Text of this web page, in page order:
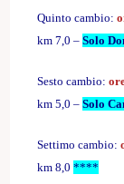
Quinto cambio:
km 7,0 –Solo
Sesto cambio:
km 5,0 –Solo
Settimo cambio:
km 8,0****